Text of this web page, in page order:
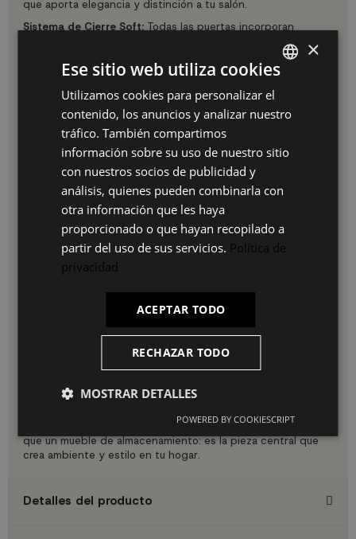
que aporta elegancia y distinción a tu salón.
Sistema de Cierre Soft:Todas las puertas incorporan
bisagras con tecnología soft-close para un cierre suave,
Especificaciones Técnicas:
Medidas: 207X80X37 cm (Ancho x Alto x Fondo)
Configuración: 4 puertas
Chimenea LED integrada
Potencia chimenea: 34w
Mando a distancia incluido (pilas no incluidas)
Material: Melamina de alta calidad
Acabado: Roble oscuro y negro con veteado poroso
Sistema de bisagras soft-close
Garantía: 3 años
Ideal para: Salones, comedores, recibidores amplios o
cualquier estancia donde quieras combinar almacenamiento
Combina funcionalidad y ambiente en un solo mueble
Acabados premium con tacto natural
Transforma tu salón con este aparador que es mucho más
que un mueble de almacenamiento: es la pieza central que
crea ambiente y estilo en tu hogar.
Detalles del producto
SPANISH
ES
PT
×
Ese sitio web utiliza cookies
Utilizamos cookies para personalizar el
contenido, los anuncios y analizar nuestro
tráfico. También compartimos
información sobre su uso de nuestro sitio
con nuestros socios de publicidad y
análisis, quienes pueden combinarla con
otra información que les haya
proporcionado o que hayan recopilado a
partir del uso de sus servicios. Política de
privacidad
ACEPTAR TODO
RECHAZAR TODO
MOSTRAR DETALLES
POWERED BY COOKIESCRIPT